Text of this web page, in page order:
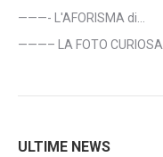
———- L'AFORISMA di…
———– LA FOTO CURIOSA
ULTIME NEWS